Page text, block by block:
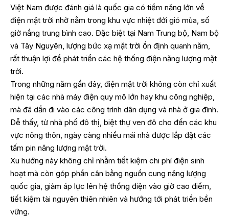
Việt Nam được đánh giá là quốc gia có tiềm năng lớn về
điện mặt trời nhờ nằm trong khu vực nhiệt đới gió mùa, số
giờ nắng trung bình cao. Đặc biệt tại Nam Trung bộ, Nam bộ
và Tây Nguyên, lượng bức xạ mặt trời ổn định quanh năm,
rất thuận lợi để phát triển các hệ thống điện năng lượng mặt
trời.
Trong những năm gần đây, điện mặt trời không còn chỉ xuất
hiện tại các nhà máy điện quy mô lớn hay khu công nghiệp,
mà đã dần đi vào các công trình dân dụng và nhà ở gia đình.
Dễ thấy, từ nhà phố đô thị, biệt thự ven đô cho đến các khu
vực nông thôn, ngày càng nhiều mái nhà được lắp đặt các
tấm pin năng lượng mặt trời.
Xu hướng này không chỉ nhằm tiết kiệm chi phí điện sinh
hoạt mà còn góp phần cân bằng nguồn cung năng lượng
quốc gia, giảm áp lực lên hệ thống điện vào giờ cao điểm,
tiết kiệm tài nguyên thiên nhiên và hướng tới phát triển bền
vững.